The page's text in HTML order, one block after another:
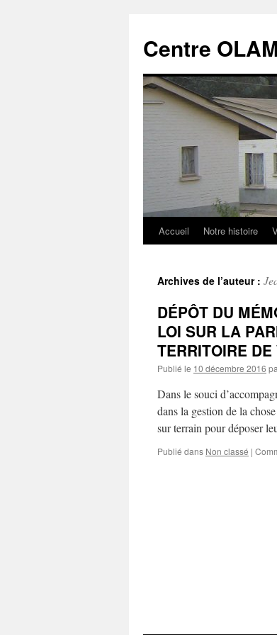
contenu
Centre
Accueil Notre histoire
Archives de l’auteur :
DÉPÔT DU
LOI SUR LA
TERRITOIRE
Publié le 10 décembre 2016
Dans le souci
dans la gestion de la
sur terrain pour déposer
Publié dans Non classé |